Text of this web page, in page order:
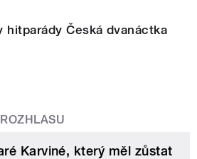
hitparády Česká dvanáctka
Karviné, který měl zůstat